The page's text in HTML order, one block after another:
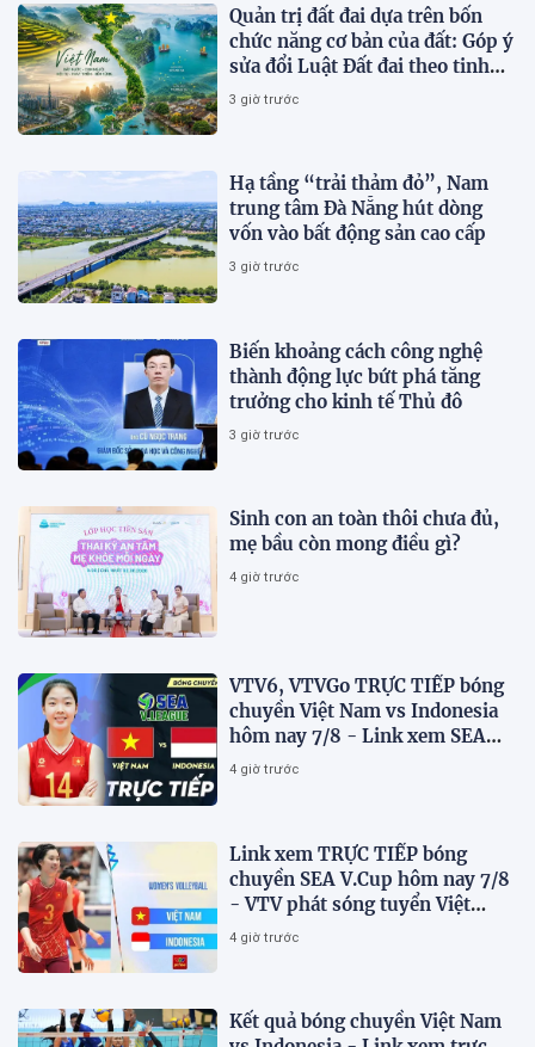
Quản trị đất đai dựa trên bốn
chức năng cơ bản của đất: Góp ý
sửa đổi Luật Đất đai theo tinh
thần Nghị quyết số 21-NQ/TW
3 giờ trước
Hạ tầng “trải thảm đỏ”, Nam
trung tâm Đà Nẵng hút dòng
vốn vào bất động sản cao cấp
3 giờ trước
Biến khoảng cách công nghệ
thành động lực bứt phá tăng
trưởng cho kinh tế Thủ đô
3 giờ trước
Sinh con an toàn thôi chưa đủ,
mẹ bầu còn mong điều gì?
4 giờ trước
VTV6, VTVGo TRỰC TIẾP bóng
chuyền Việt Nam vs Indonesia
hôm nay 7/8 - Link xem SEA
V.Cup 2026 mới nhất
4 giờ trước
Link xem TRỰC TIẾP bóng
chuyền SEA V.Cup hôm nay 7/8
- VTV phát sóng tuyển Việt
Nam đấu Indonesia
4 giờ trước
Kết quả bóng chuyền Việt Nam